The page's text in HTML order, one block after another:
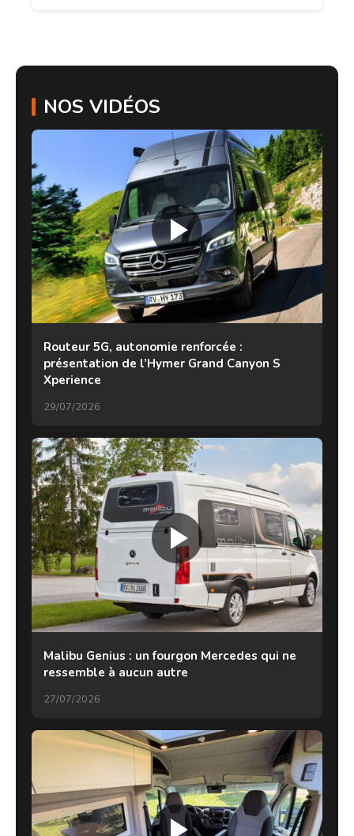
NOS VIDÉOS
Routeur 5G, autonomie renforcée :
présentation de l’Hymer Grand Canyon S
Xperience
29/07/2026
Malibu Genius : un fourgon Mercedes qui ne
ressemble à aucun autre
27/07/2026